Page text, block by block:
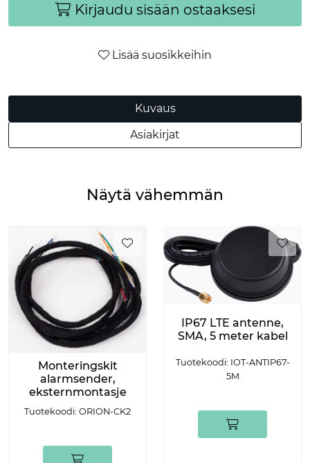
Kirjaudu sisään ostaaksesi
Lisää suosikkeihin
Kuvaus
Asiakirjat
Näytä vähemmän
Monteringskit
alarmsender,
eksternmontasje
Tuotekoodi: ORION-CK2
IP67 LTE antenne,
SMA, 5 meter kabel
Tuotekoodi: IOT-ANTIP67-
5M